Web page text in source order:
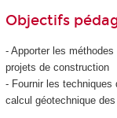
Objectifs
- Apporter les
projets de construction
- Fournir les techniques
calcul géotechnique